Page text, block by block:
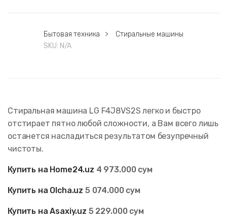
Бытовая техника >
Стиральные машины
SKU: N/A
Стиральная машина LG F4J8VS2S легко и быстро
отстирает пятно любой сложности, а Вам всего лишь
останется насладиться результатом безупречный
чистоты.
Купить на Home24.uz 4 973.000 сум
Купить на Olcha.uz 5 074.000 сум
Купить на Asaxiy.uz 5 229.000 сум